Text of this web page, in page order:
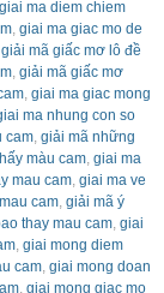
giai ma diem chiem
, giai ma giac mo de
giải mã giấc mơ lô đề
, giải mã giấc mơ
, giai ma giac mong
ma nhung con so
cam, giải mã những
màu cam, giai ma
mau cam, giai ma ve
cam, giải mã ý
thay mau cam, giai
, giai mong diem
cam, giai mong doan
, giai mong giac mo